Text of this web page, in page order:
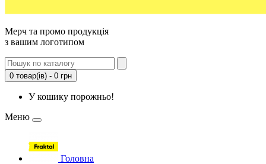
Мерч та промо продукція
з вашим логотипом
0 товар(ів) - 0 грн
У кошику порожньо!
Меню
Головна